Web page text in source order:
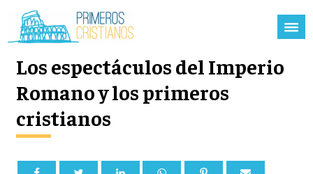
Los espectáculos del Imperio
Romano y los primeros
cristianos